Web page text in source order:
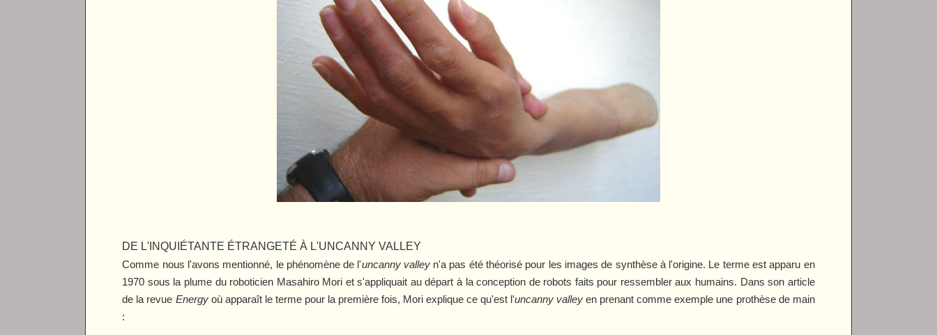
DE L'INQUIÉTANTE ÉTRANGETÉ À L'UNCANNY VALLEY
Comme nous l'avons mentionné, le phénomène de l'uncanny valleyn'a pas été théorisé pour les images de synthèse à l'origine. Le terme est apparu en
1970 sous la plume du roboticien Masahiro Mori et s'appliquait au départ à la conception de robots faits pour ressembler aux humains. Dans son article
de la revue Energyoù apparaît le terme pour la première fois, Mori explique ce qu'est l'uncanny valleyen prenant comme exemple une prothèse de main
: